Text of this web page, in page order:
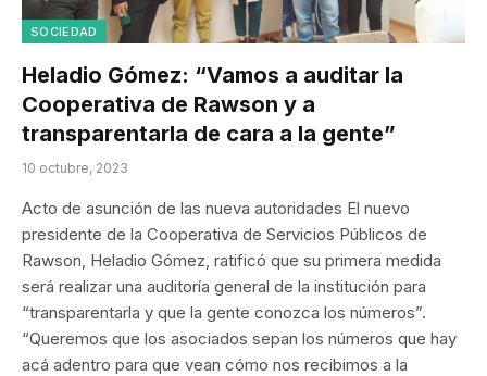
SOCIEDAD
Heladio Gómez: “Vamos a auditar la
Cooperativa de Rawson y a
transparentarla de cara a la gente”
10 octubre, 2023
Acto de asunción de las nueva autoridades El nuevo
presidente de la Cooperativa de Servicios Públicos de
Rawson, Heladio Gómez, ratificó que su primera medida
será realizar una auditoría general de la institución para
“transparentarla y que la gente conozca los números”.
“Queremos que los asociados sepan los números que hay
acá adentro para que vean cómo nos recibimos a la